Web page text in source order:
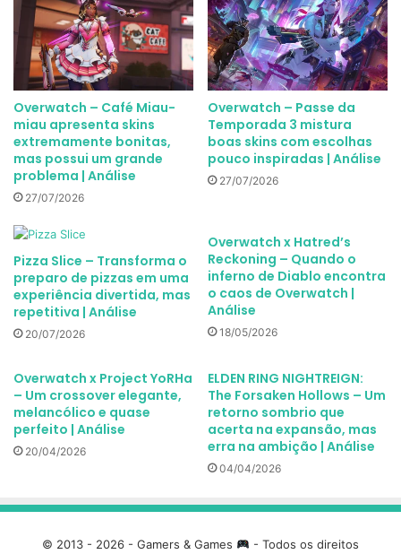
Overwatch – Café Miau-
miau apresenta skins
extremamente bonitas,
mas possui um grande
problema | Análise
27/07/2026
Overwatch – Passe da
Temporada 3 mistura
boas skins com escolhas
pouco inspiradas | Análise
27/07/2026
Pizza Slice – Transforma o
preparo de pizzas em uma
experiência divertida, mas
repetitiva | Análise
20/07/2026
Overwatch x Hatred’s
Reckoning – Quando o
inferno de Diablo encontra
o caos de Overwatch |
Análise
18/05/2026
Overwatch x Project YoRHa
– Um crossover elegante,
melancólico e quase
perfeito | Análise
20/04/2026
ELDEN RING NIGHTREIGN:
The Forsaken Hollows – Um
retorno sombrio que
acerta na expansão, mas
erra na ambição | Análise
04/04/2026
© 2013 - 2026 - Gamers & Games - Todos os direitos